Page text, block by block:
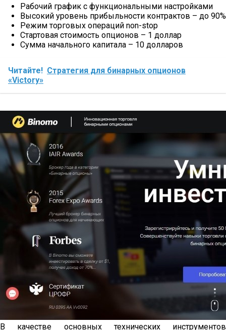
Рабочий график с функциональными настройками
Высокий уровень прибыльности контрактов – до 90%
Режим торговых операций non-stop
Стартовая стоимость опционов – 1 доллар
Сумма начального капитала – 10 долларов
Читайте! Стратегия для бинарных опционов
«Victory»
В качестве основных технических инструментов